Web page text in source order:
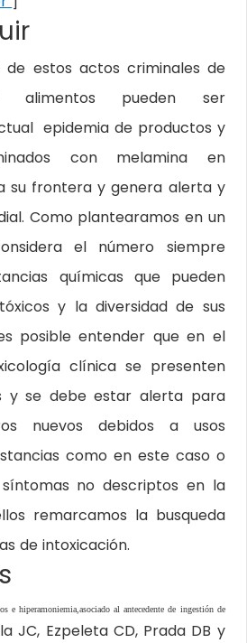
de estos actos criminales de
alimentos pueden ser
epidemia de productos y
con melamina en
su frontera y genera alerta y
Como plantearamos en un
el número siempre
químicas que pueden
y la diversidad de sus
posible entender que en el
clínica se presenten
y se debe estar alerta para
nuevos debidos a usos
como en este caso o
no descriptos en la
remarcamos la busqueda
de intoxicación.
e hiperamoniemia,asociado al antecedente de ingestión de
JC, Ezpeleta CD, Prada DB y